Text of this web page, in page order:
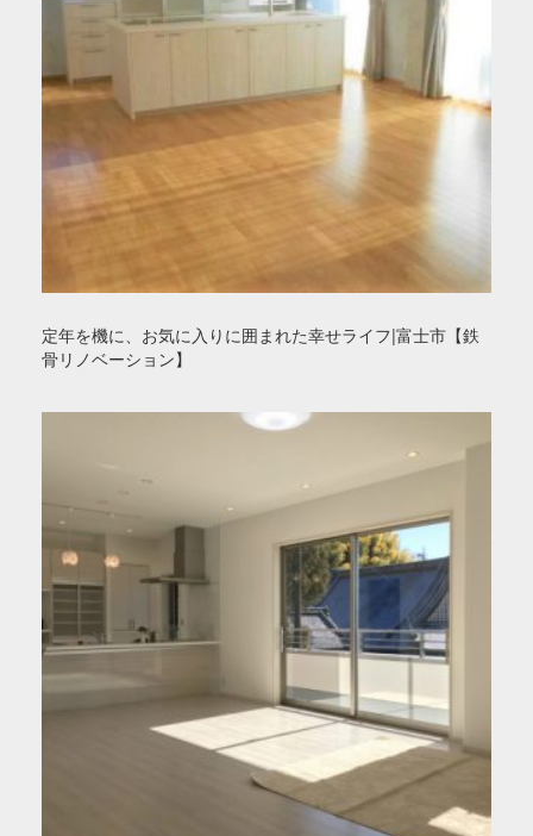
定年を機に、お気に入りに囲まれた幸せライフ|富士市【鉄
骨リノベーション】